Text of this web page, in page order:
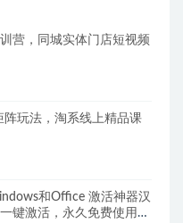
营，同城实体门店短视频
阵玩法，淘系线上精品课
和Office 激活神器汉
键激活，永久免费使用，